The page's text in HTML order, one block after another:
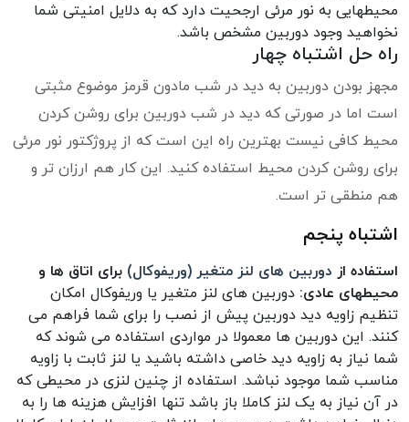
محیطهایی به نور مرئی ارجحیت دارد که به دلایل امنیتی شما
نخواهید وجود دوربین مشخص باشد.
راه حل اشتباه چهار
مجهز بودن دوربین به دید در شب مادون قرمز موضوع مثبتی
است اما در صورتی که دید در شب دوربین برای روشن کردن
محیط کافی نیست بهترین راه این است که از پروژکتور نور مرئی
برای روشن کردن محیط استفاده کنید. این کار هم ارزان تر و
هم منطقی تر است.
اشتباه پنجم
استفاده از دوربین های لنز متغیر (وریفوکال) برای اتاق ها و
محیطهای عادی: دوربین های لنز متغیر یا وریفوکال امکان
تنظیم زاویه دید دوربین پیش از نصب را برای شما فراهم می
کنند. این دوربین ها معمولا در مواردی استفاده می شوند که
شما نیاز به زاویه دید خاصی داشته باشید یا لنز ثابت با زاویه
مناسب شما موجود نباشد. استفاده از چنین لنزی در محیطی که
در آن نیاز به یک لنز کاملا باز باشد تنها افزایش هزینه ها را به